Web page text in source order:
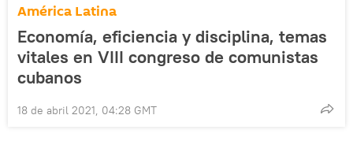
América Latina
Economía, eficiencia y disciplina, temas
vitales en VIII congreso de comunistas
cubanos
18 de abril 2021, 04:28 GMT